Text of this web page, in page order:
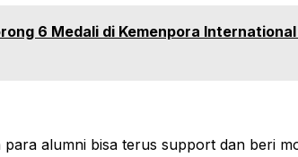
6 Medali di Kemenpora
alumni bisa terus support dan beri